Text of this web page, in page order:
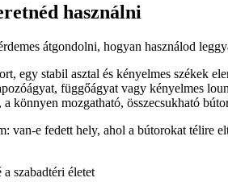
használni
átgondolni, hogyan használod
egy stabil asztal és kényelmes székek
függőágyat vagy kényelmes
, a könnyen mozgatható, összecsukható
van-e fedett hely, ahol a bútorokat télire
szabadtéri életet